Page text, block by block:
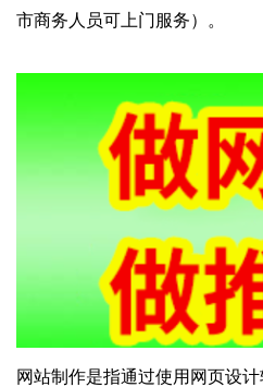
市商务人员可上门服务）。
网站制作是指通过使用网页设